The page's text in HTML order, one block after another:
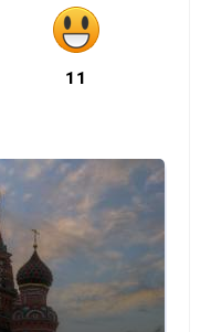
11